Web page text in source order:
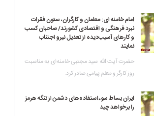
امام خامنه ای: معلمان و کارگران، ستون فقرات
نبرد فرهنگی و اقتصادی کشورند/ صاحبان کسب
و کارهای آسیب‌دیده از تعدیل نیرو اجتناب
نمایند
حضرت آیت الله سید مجتبی خامنه‌ای به مناسبت
روز کارگر و معلم پیامی صادر کرد.
ایران بساط سوءاستفاده‌های دشمن از تنگه هرمز
را برخواهد چید